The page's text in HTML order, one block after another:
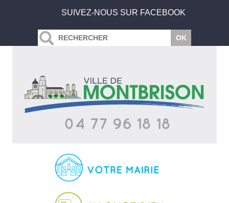
SUIVEZ-NOUS SUR FACEBOOK